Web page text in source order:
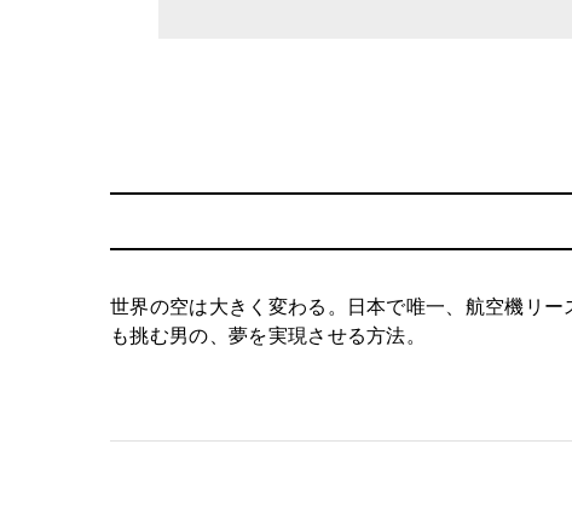
世界の空は大きく変わる。日本で唯一、航空機リ
も挑む男の、夢を実現させる方法。